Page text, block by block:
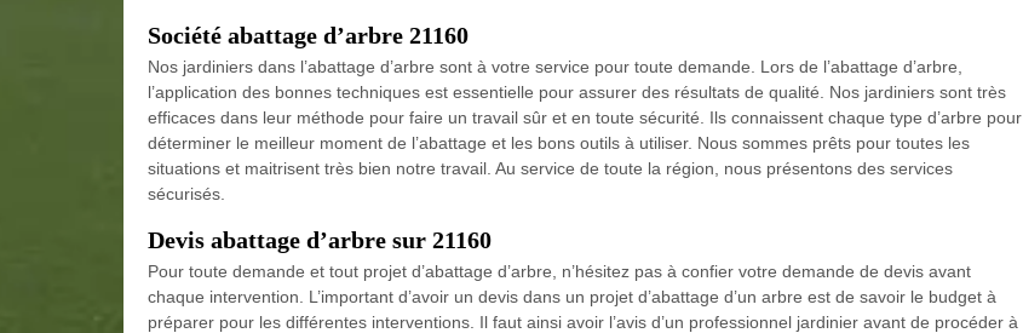
Société abattage d’arbre 21160
Nos jardiniers dans l’abattage d’arbre sont à votre service pour toute demande. Lors de l’abattage d’arbre,
l’application des bonnes techniques est essentielle pour assurer des résultats de qualité. Nos jardiniers sont très
efficaces dans leur méthode pour faire un travail sûr et en toute sécurité. Ils connaissent chaque type d’arbre pour
déterminer le meilleur moment de l’abattage et les bons outils à utiliser. Nous sommes prêts pour toutes les
situations et maitrisent très bien notre travail. Au service de toute la région, nous présentons des services
sécurisés.
Devis abattage d’arbre sur 21160
Pour toute demande et tout projet d’abattage d’arbre, n’hésitez pas à confier votre demande de devis avant
chaque intervention. L’important d’avoir un devis dans un projet d’abattage d’un arbre est de savoir le budget à
préparer pour les différentes interventions. Il faut ainsi avoir l’avis d’un professionnel jardinier avant de procéder à